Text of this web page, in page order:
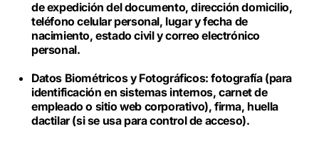
de expedición del documento, dirección domicilio,
teléfono celular personal, lugar y fecha de
nacimiento, estado civil y correo electrónico
personal.
Datos Biométricos y Fotográficos: fotografía (para
identificación en sistemas internos, carnet de
empleado o sitio web corporativo), firma, huella
dactilar (si se usa para control de acceso).